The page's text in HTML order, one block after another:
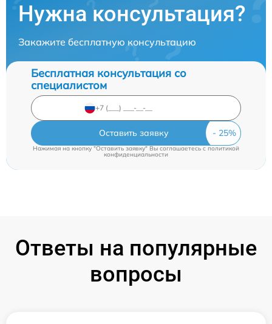
Нужна консультация?
Закажите бесплатную консультацию
Бесплатная консультация со
специалистом
Оставить заявку
Нажимая на кнопку "Оставить заявку" Вы соглашаетесь cполитикой
конфиденциальности
Ответы на популярные
вопросы